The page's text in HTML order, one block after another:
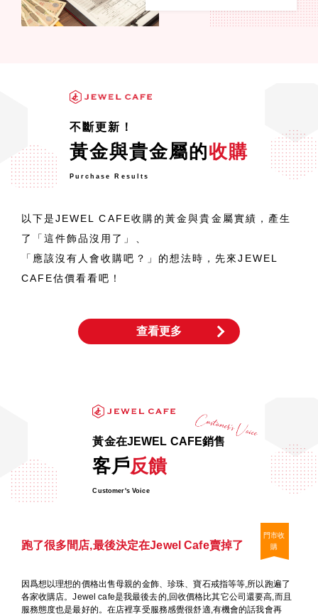
不斷更新！
黃金與貴金屬的收購
Purchase Results
以下是JEWEL CAFE收購的黃金與貴金屬實績，產生
了「這件飾品沒用了」、
「應該沒有人會收購吧？」的想法時，先來JEWEL
CAFE估價看看吧！
查看更多
黃金在JEWEL CAFE銷售
客戶反饋
Customer's Voice
跑了很多間店,最後決定在Jewel Cafe賣掉了
門市收
購
因爲想以理想的價格出售母親的金飾、珍珠、寶石戒指等等,所以跑遍了
各家收購店。Jewel cafe是我最後去的,回收價格比其它公司還要高,而且
服務態度也是最好的。在店裡享受服務感覺很舒適,有機會的話我會再